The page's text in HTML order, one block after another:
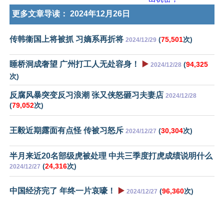
更多文章导读： 2024年12月26日
传韩衞国上将被抓 习嫡系再折将 2024/12/29 (75,501次)
睡桥洞成奢望 广州打工人无处容身！ ▶️ 2024/12/28 (94,325
次)
反腐风暴突变反习浪潮 张又侠怒砸习夫妻店 2024/12/28
(79,052次)
王毅近期露面有点怪 传被习怒斥 2024/12/27 (30,304次)
半月来近20名部级虎被处理 中共三季度打虎成绩说明什么
2024/12/27 (24,316次)
中国经济完了 年终一片哀嚎！ ▶️ 2024/12/27 (96,360次)